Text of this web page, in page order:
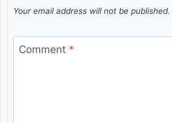
Your email address will not be published.
Comment *